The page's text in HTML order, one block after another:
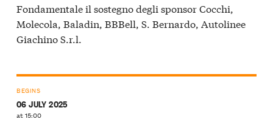
Fondamentale il sostegno degli sponsor Cocchi,
Molecola, Baladin, BBBell, S. Bernardo, Autolinee
Giachino S.r.l.
BEGINS
06 JULY 2025
at 15:00